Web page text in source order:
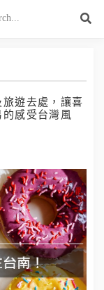
遊去處，讓喜
感受台灣風